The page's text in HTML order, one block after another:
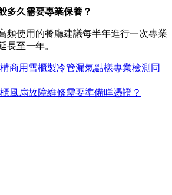
多久需要專業保養？
頻使用的餐廳建議每半年進行一次專業
長至一年。
構商用雪櫃製冷管漏氣點樣專業檢測同
風扇故障維修需要準備咩憑證？